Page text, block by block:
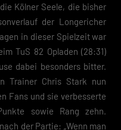
Kölner Seele, die bisher
der Longericher
in dieser Spielzeit war
TuS 82 Opladen (28:31)
dabei besonders bitter.
Trainer Chris Stark nun
Fans und sie verbesserte
sowie Rang zehn.
der Partie: „Wenn man